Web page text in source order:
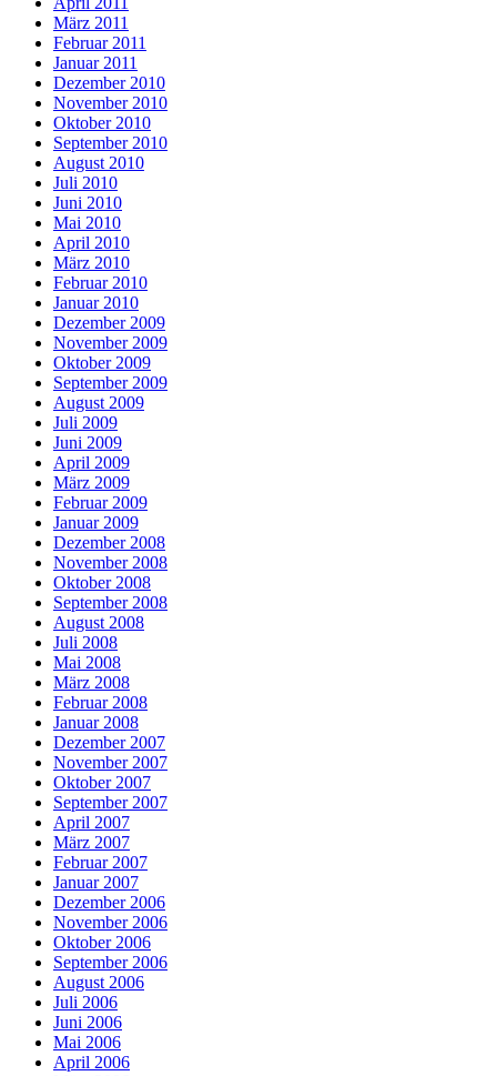
März 2011
Februar 2011
Januar 2011
Dezember 2010
November 2010
Oktober 2010
September 2010
August 2010
Juli 2010
Juni 2010
Mai 2010
April 2010
März 2010
Februar 2010
Januar 2010
Dezember 2009
November 2009
Oktober 2009
September 2009
August 2009
Juli 2009
Juni 2009
April 2009
März 2009
Februar 2009
Januar 2009
Dezember 2008
November 2008
Oktober 2008
September 2008
August 2008
Juli 2008
Mai 2008
März 2008
Februar 2008
Januar 2008
Dezember 2007
November 2007
Oktober 2007
September 2007
April 2007
März 2007
Februar 2007
Januar 2007
Dezember 2006
November 2006
Oktober 2006
September 2006
August 2006
Juli 2006
Juni 2006
Mai 2006
April 2006